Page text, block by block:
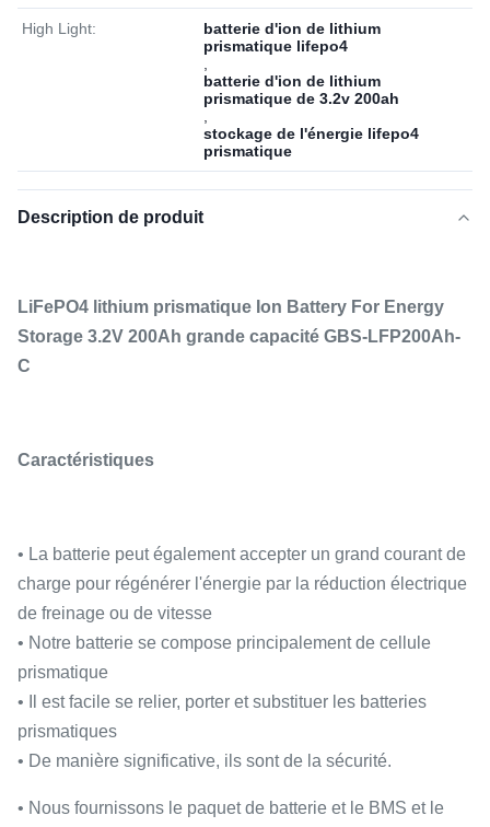
High Light:
batterie d'ion de lithium
prismatique lifepo4
batterie d'ion de lithium
prismatique de 3.2v 200ah
stockage de l'énergie lifepo4
prismatique
Description de produit
LiFePO4 lithium prismatique Ion Battery For Energy
Storage 3.2V 200Ah grande capacité GBS-LFP200Ah-
C
Caractéristiques
• La batterie peut également accepter un grand courant de
charge pour régénérer l'énergie par la réduction électrique
de freinage ou de vitesse
• Notre batterie se compose principalement de cellule
prismatique
• Il est facile se relier, porter et substituer les batteries
prismatiques
• De manière significative, ils sont de la sécurité.
• Nous fournissons le paquet de batterie et le BMS et le